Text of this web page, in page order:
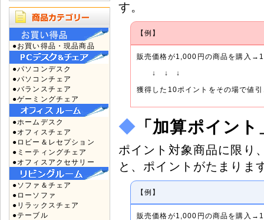
●お買い得品・現品商品
●パソコンデスク
●パソコンチェア
●バランスチェア
●ゲーミングチェア
●ホームデスク
●オフィスチェア
●ロビー＆レセプション
●ミーティングチェア
●オフィスアクセサリー
●ソファ＆チェア
●ローソファ
●リラックスチェア
●テーブル
す。
【例】
販売価格が1,000円の商品を購入
↓ ↓ ↓
獲得した10ポイントをその場で値
◆ 「加算ポイン
ポイント対象商品に限り
と、ポイントがたまりま
【例】
販売価格が1,000円の商品を購入